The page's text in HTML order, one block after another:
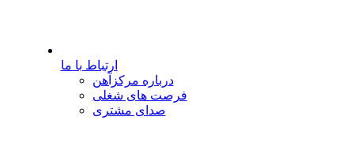
ارتباط با ما
درباره مرکزآهن
فرصت های شغلی
صدای مشتری